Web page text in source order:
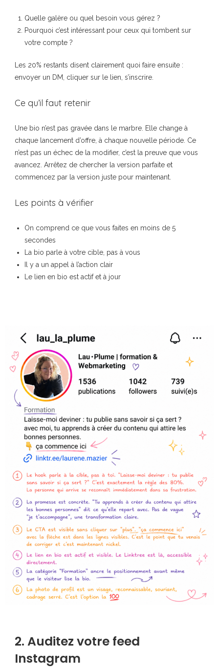
Quelle galère ou quel besoin vous gérez ?
Pourquoi c’est intéressant pour ceux qui tombent sur
votre compte ?
Les 20% restants disent clairement quoi faire ensuite :
envoyer un DM, cliquer sur le lien, s’inscrire.
Ce qu’il faut retenir
Une bio n’est pas gravée dans le marbre. Elle change à
chaque lancement d’offre, à chaque nouvelle période. Ce
n’est pas un échec de la modifier, c’est la preuve que vous
avancez. Arrêtez de chercher la version parfaite et
commencez par la version juste pour maintenant.
Les points à vérifier
On comprend ce que vous faites en moins de 5
secondes
La bio parle à votre cible, pas à vous
Il y a un appel à l’action clair
Le lien en bio est actif et à jour
2. Auditez votre feed
Instagram